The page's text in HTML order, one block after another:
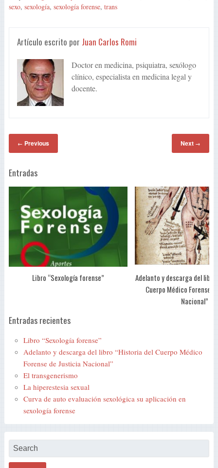
sexo, sexología, sexología forense, trans
Artículo escrito por Juan Carlos Romi
Doctor en medicina, psiquiatra, sexólogo
clínico, especialista en medicina legal y
docente.
← Previous Next →
Entradas
Libro “Sexología forense”
Adelanto y descarga del
Cuerpo Médico Forense
Nacional”
Entradas recientes
Libro “Sexología forense”
Adelanto y descarga del libro “Historia del Cuerpo Médico
Forense de Justicia Nacional”
El transgenerismo
La hiperestesia sexual
Curva de auto evaluación sexológica su aplicación en
sexología forense